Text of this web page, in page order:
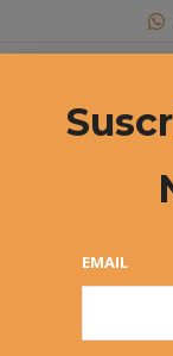
Buscar:
EMAIL